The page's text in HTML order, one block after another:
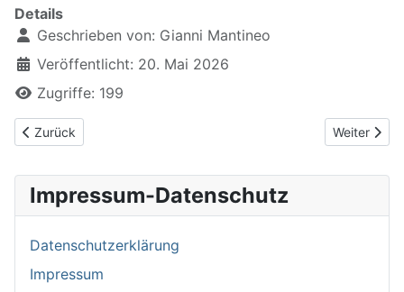
Details
Geschrieben von: Gianni Mantineo
Veröffentlicht: 20. Mai 2026
Zugriffe: 199
Vorheriger Beitrag: TSV Weilheim/Teck II U10 gewinnt 5:1
Zurück Nächster
Weiter
Impressum-Datenschutz
Datenschutzerklärung
Impressum